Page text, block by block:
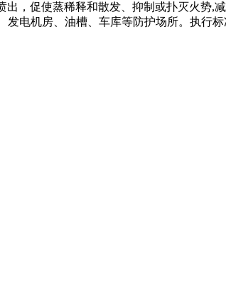
，促使蒸稀释和散发、抑制或扑灭火势,
电机房、油槽、车库等防护场所。执行标